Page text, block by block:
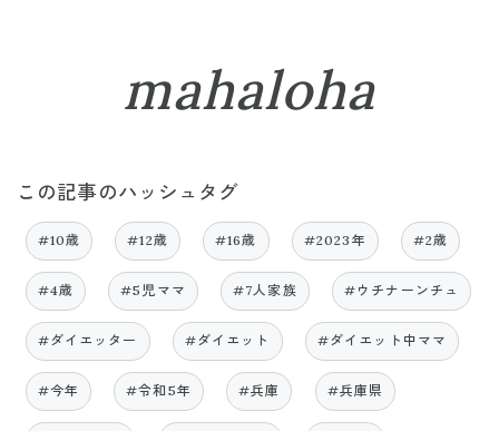
mahaloha
この記事のハッシュタグ
#10歳 #12歳 #16歳 #2023年 #2歳
#4歳 #5児ママ #7人家族 #ウチナーンチュ
#ダイエッター #ダイエット #ダイエット中ママ
#今年 #令和5年 #兵庫 #兵庫県